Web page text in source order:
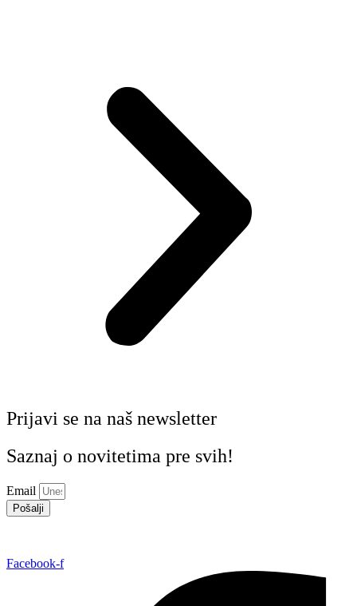
Prijavi se na naš newsletter
Saznaj o novitetima pre svih!
Email
Pošalji
Facebook-f